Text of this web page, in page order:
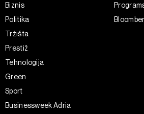
Biznis
Politika
Tržišta
Prestiž
Tehnologija
Green
Sport
Businessweek Adria